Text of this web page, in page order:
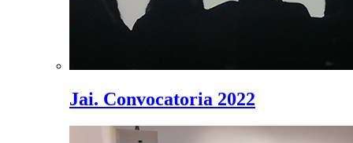
Jai. Convocatoria 2022